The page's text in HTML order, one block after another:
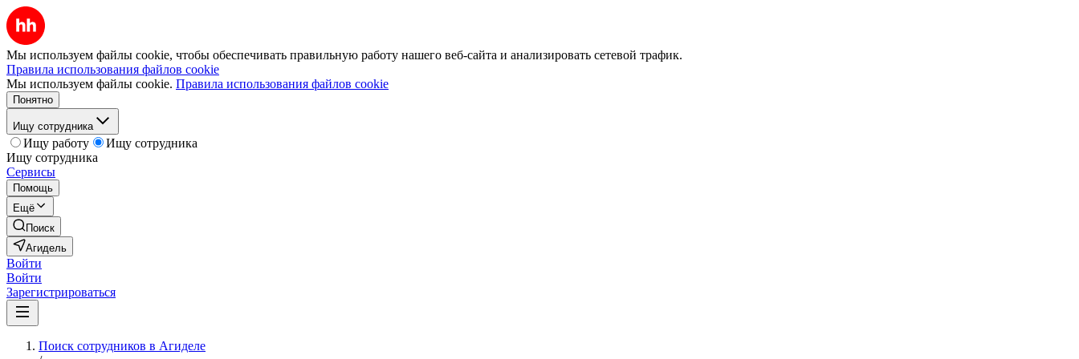
Мы используем файлы cookie, чтобы обеспечивать правильную работу нашего веб-сайта и анализировать сетевой трафик.
Правила использования файлов cookie
Мы используем файлы cookie. Правила использования файлов cookie
Понятно
Ищу сотрудника
Ищу работу
Ищу сотрудника
Ищу сотрудника
Сервисы
Помощь
Ещё
Поиск
Агидель
Войти
Войти
Зарегистрироваться
Поиск сотрудников в Агиделе